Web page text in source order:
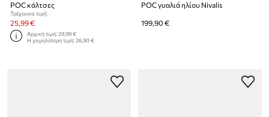
POC κάλτσες
Τρέχουσα τιμή:
25,99 €
Αρχική τιμή:29,99 €
Η χαμηλότερη τιμή:26,90 €
POC γυαλιά ηλίου Nivalis
199,90 €